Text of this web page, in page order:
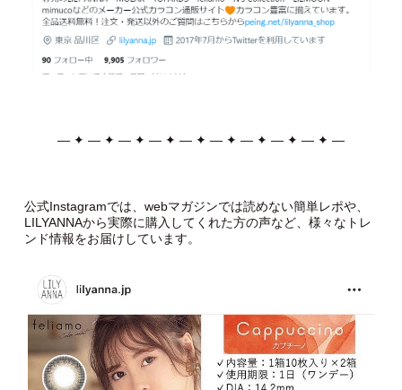
— ✦ — ✦ — ✦ — ✦ — ✦ — ✦ — ✦ — ✦ — ✦ —
公式Instagramでは、webマガジンでは読めない簡単レポや、
LILYANNAから実際に購入してくれた方の声など、様々なトレ
ンド情報をお届けしています。